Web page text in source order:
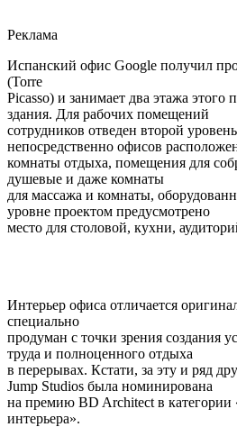
Реклама
Испанский офис Google получил
(Torre
Picasso) и занимает два этажа этого
здания. Для рабочих помещений
сотрудников отведен второй
непосредственно офисов
комнаты отдыха, помещения для
душевые и даже комнаты
для массажа и комнаты,
уровне проектом предусмотрено
место для столовой, кухни,
Интерьер офиса отличается
специально
продуман с точки зрения создания
труда и полноценного отдыха
в перерывах. Кстати, за эту и ряд
Jump Studios была номинирована
на премию BD Architect в категории
интерьера».